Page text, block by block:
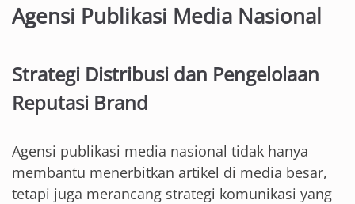
Agensi Publikasi Media Nasional
Strategi Distribusi dan Pengelolaan
Reputasi Brand
Agensi publikasi media nasional tidak hanya
membantu menerbitkan artikel di media besar,
tetapi juga merancang strategi komunikasi yang